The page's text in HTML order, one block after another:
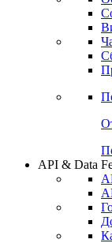
API & Data